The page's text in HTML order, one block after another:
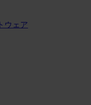
ウェア